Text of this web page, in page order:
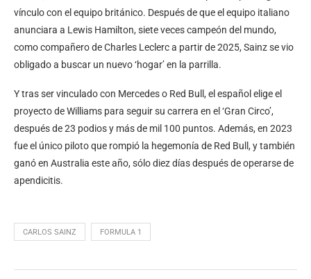
vínculo con el equipo británico. Después de que el equipo italiano
anunciara a Lewis Hamilton, siete veces campeón del mundo,
como compañero de Charles Leclerc a partir de 2025, Sainz se vio
obligado a buscar un nuevo ‘hogar’ en la parrilla.
Y tras ser vinculado con Mercedes o Red Bull, el español elige el
proyecto de Williams para seguir su carrera en el ‘Gran Circo’,
después de 23 podios y más de mil 100 puntos. Además, en 2023
fue el único piloto que rompió la hegemonía de Red Bull, y también
ganó en Australia este año, sólo diez días después de operarse de
apendicitis.
CARLOS SAINZ FORMULA 1